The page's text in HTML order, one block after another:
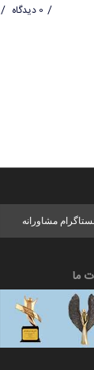
/ 0 دیدگاه /
مشاورانه
ما